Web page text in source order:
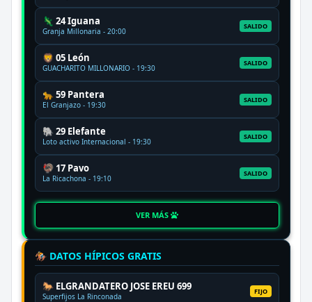
🦎 24 Iguana
Granja Millonaria - 20:00
SALIDO
🦁 05 León
GUACHARITO MILLONARIO - 19:30
SALIDO
🐆 59 Pantera
El Granjazo - 19:30
SALIDO
🐘 29 Elefante
Loto activo Internacional - 19:30
SALIDO
🦃 17 Pavo
La Ricachona - 19:10
SALIDO
VER MÁS
🏇 DATOS HÍPICOS GRATIS
🐎 ELGRANDATERO JOSE EREU 699
Superfijos La Rinconada
FIJO